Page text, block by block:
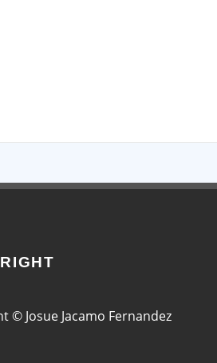
© Josue Jacamo Fernandez